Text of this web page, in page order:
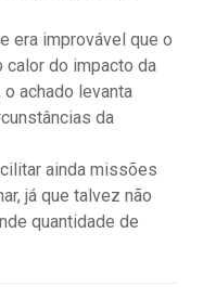
era improvável que o
do impacto da
achado levanta
da
ainda missões
já que talvez não
quantidade de